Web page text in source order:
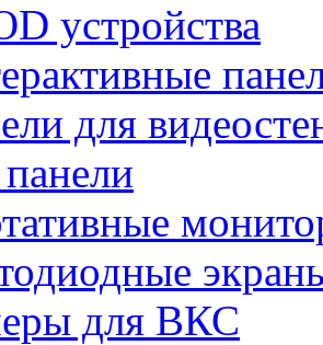
устройства
для
для ВКС